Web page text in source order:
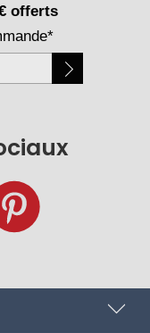
offerts